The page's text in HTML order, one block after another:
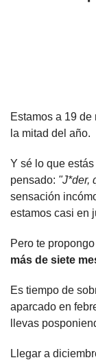
Estamos a 19
la mitad del año.
Y sé lo que
pensado: "J*der,
sensación
estamos casi en
Pero te
más de siete
Es tiempo de
aparcado en
llevas
Llegar a